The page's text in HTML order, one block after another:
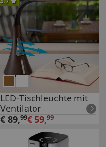
4.7
LED-Tischleuchte mit
Ventilator
€89,99€ 59,99